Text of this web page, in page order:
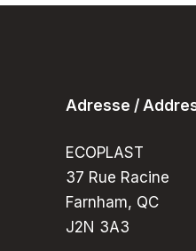
Adresse /
ECOPLAST
37 Rue Racine
Farnham, QC
J2N 3A3